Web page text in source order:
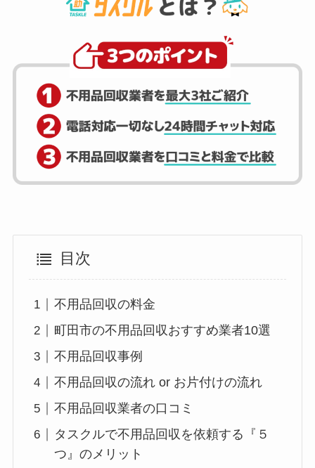
目次
不用品回収の料金
町田市の不用品回収おすすめ業者10選
不用品回収事例
不用品回収の流れ or お片付けの流れ
不用品回収業者の口コミ
タスクルで不用品回収を依頼する『５
つ』のメリット